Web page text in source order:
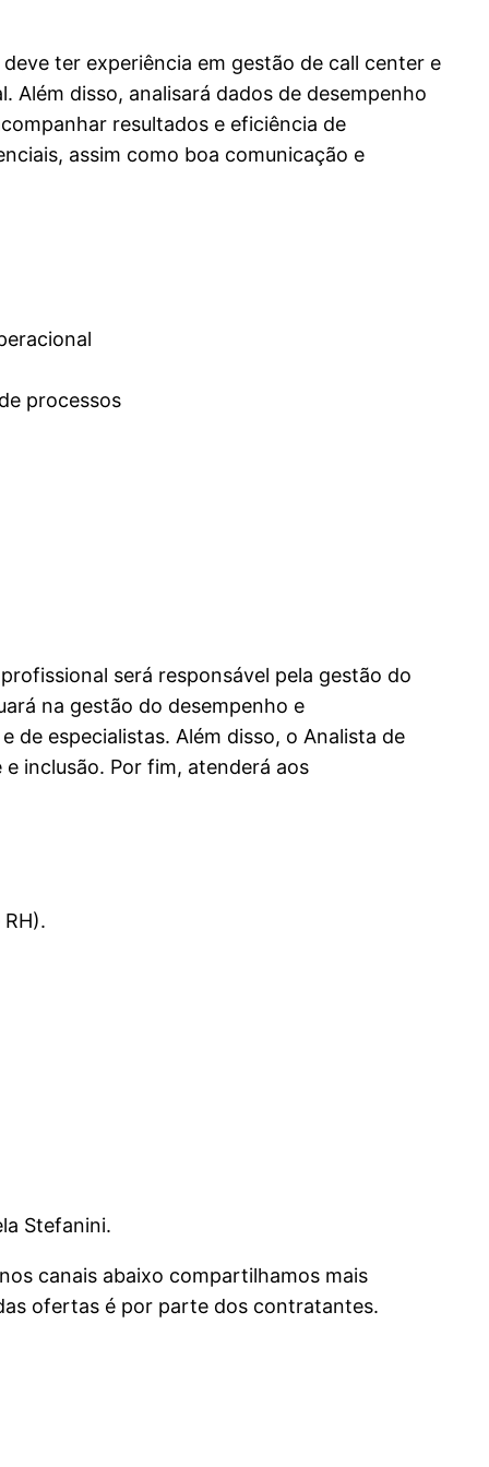
ter experiência em gestão de call center e
disso, analisará dados de desempenho
resultados e eficiência de
assim como boa comunicação e
processos
será responsável pela gestão do
na gestão do desempenho e
de especialistas. Além disso, o Analista de
inclusão. Por fim, atenderá aos
Stefanini.
canais abaixo compartilhamos mais
ofertas é por parte dos contratantes.